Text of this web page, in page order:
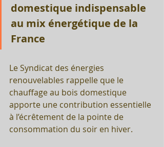
domestique indispensable
au mix énergétique de la
France
Le Syndicat des énergies
renouvelables rappelle que le
chauffage au bois domestique
apporte une contribution essentielle
à l’écrêtement de la pointe de
consommation du soir en hiver.